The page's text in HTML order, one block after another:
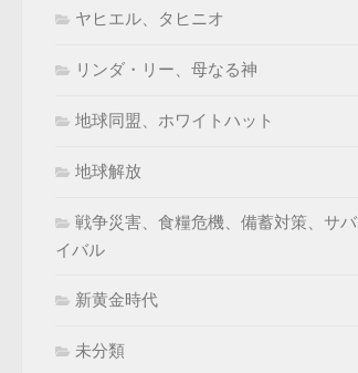
ヤヒエル、タヒニオ
リンダ・リー、母なる神
地球同盟、ホワイトハット
地球解放
戦争災害、食糧危機、備蓄対策、サバ
イバル
新黄金時代
未分類